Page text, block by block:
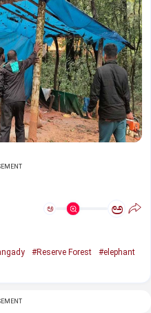
ಅ ಅ
#Reserve Forest
#elephant